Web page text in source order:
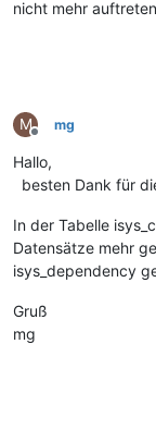
nicht mehr
M
Offline
mg
Hallo,
besten Dank für
In der Tabelle
Datensätze mehr
isys_dependency
Gruß
mg